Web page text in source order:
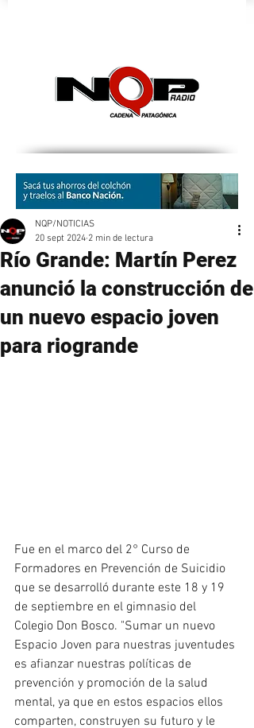
Río Grande: Martín Perez
anunció la construcción de
un nuevo espacio joven
para riogrande
NQP/NOTICIAS
20 sept 2024 2 min de lectura
Fue en el marco del 2° Curso de
Formadores en Prevención de Suicidio
que se desarrolló durante este 18 y 19
de septiembre en el gimnasio del
Colegio Don Bosco. "Sumar un nuevo
Espacio Joven para nuestras juventudes
es afianzar nuestras políticas de
prevención y promoción de la salud
mental, ya que en estos espacios ellos
comparten, construyen su futuro y le